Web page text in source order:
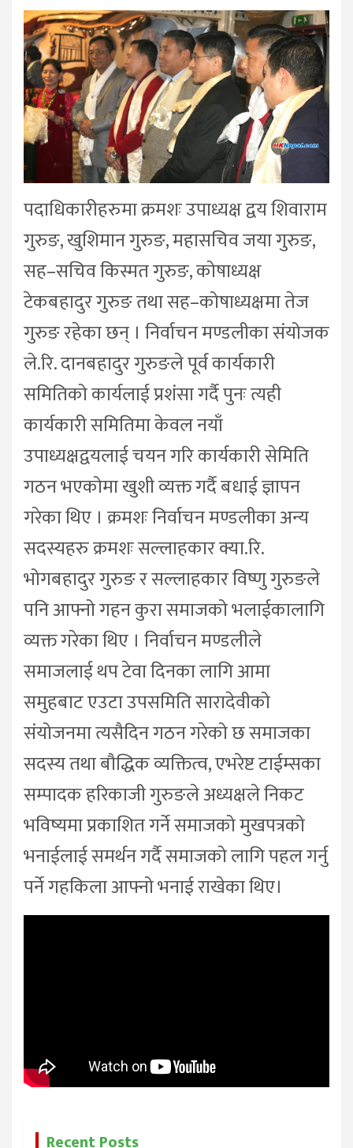
पदाधिकारीहरुमा क्रमशः उपाध्यक्ष द्वय शिवाराम
गुरुङ, खुशिमान गुरुङ, महासचिव जया गुरुङ,
सह–सचिव किस्मत गुरुङ, कोषाध्यक्ष
टेकबहादुर गुरुङ तथा सह–कोषाध्यक्षमा तेज
गुरुङ रहेका छन् । निर्वाचन मण्डलीका संयोजक
ले.रि. दानबहादुर गुरुङले पूर्व कार्यकारी
समितिको कार्यलाई प्रशंसा गर्दै पुनः त्यही
कार्यकारी समितिमा केवल नयाँ
उपाध्यक्षद्वयलाई चयन गरि कार्यकारी सेमिति
गठन भएकोमा खुशी व्यक्त गर्दै बधाई ज्ञापन
गरेका थिए । क्रमशः निर्वाचन मण्डलीका अन्य
सदस्यहरु क्रमशः सल्लाहकार क्या.रि.
भोगबहादुर गुरुङ र सल्लाहकार विष्णु गुरुङले
पनि आफ्नो गहन कुरा समाजको भलाईकालागि
व्यक्त गरेका थिए । निर्वाचन मण्डलीले
समाजलाई थप टेवा दिनका लागि आमा
समुहबाट एउटा उपसमिति सारादेवीको
संयोजनमा त्यसैदिन गठन गरेको छ समाजका
सदस्य तथा बौद्धिक व्यक्तित्व, एभरेष्ट टाईम्सका
सम्पादक हरिकाजी गुरुङले अध्यक्षले निकट
भविष्यमा प्रकाशित गर्ने समाजको मुखपत्रको
भनाईलाई समर्थन गर्दै समाजको लागि पहल गर्नु
पर्ने गहकिला आफ्नो भनाई राखेका थिए।
Recent Posts